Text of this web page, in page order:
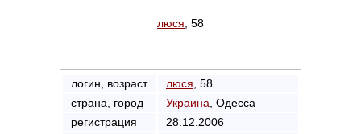
люся , 58
логин, возраст люся , 58
страна, город
Украина , Одесса
регистрация
28.12.2006